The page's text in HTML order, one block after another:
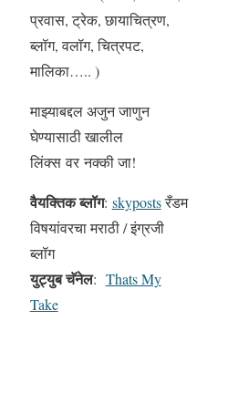
प्रवास, ट्रेक, छायाचित्रण,
ब्लॉग, वलॉग, चित्रपट,
मालिका….. )
माझ्याबद्दल अजुन जाणुन
घेण्यासाठी खालील
लिंक्स वर नक्की जा!
वैयक्तिक ब्लॉग: skypostsरँडम
विषयांवरचा मराठी / इंग्रजी
ब्लॉग
युट्युब चॅनेल: Thats My
Take